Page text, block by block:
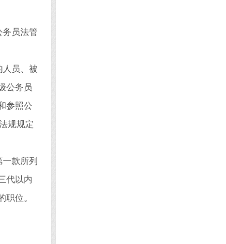
员法管
员、被
公务员
参照公
规规定
款所列
代以内
位。